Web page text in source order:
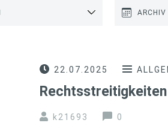
ARCHIV
22.07.2025
k21693 0